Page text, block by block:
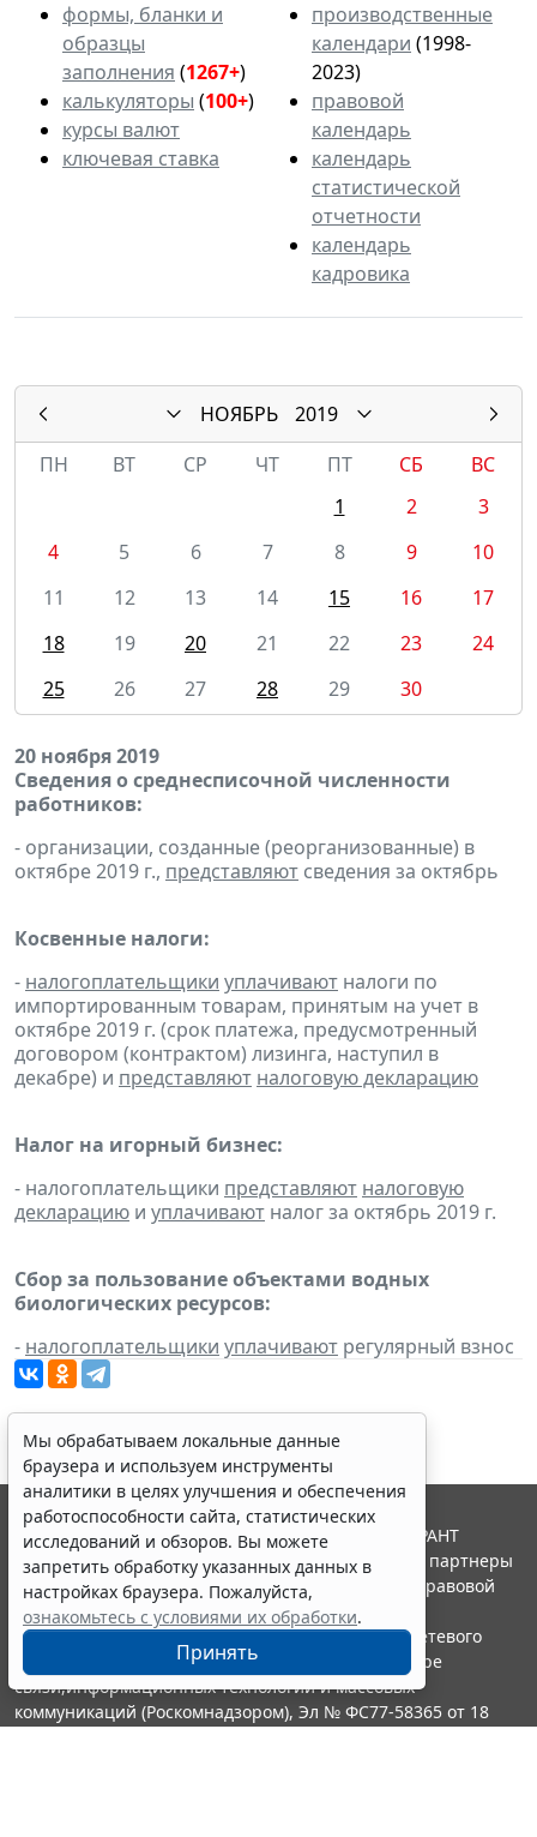
формы, бланки и
образцы
заполнения (1267+)
калькуляторы (100+)
курсы валют
ключевая ставка
производственные
календари (1998-
2023)
правовой
календарь
календарь
статистической
отчетности
календарь
кадровика
НОЯБРЬ
2019
ПН
ВТ СР ЧТ ПТ СБ
ВС
1
2
3
4
5 6 7 8 9
10
11
12 13 14 15 16
17
18
19 20 21 22 23
24
25
26 27 28 29 30
20 ноября 2019
Сведения о среднесписочной численности
работников:
- организации, созданные (реорганизованные) в
октябре 2019 г., представляют сведения за октябрь
Косвенные налоги:
- налогоплательщики уплачивают налоги по
импортированным товарам, принятым на учет в
октябре 2019 г. (срок платежа, предусмотренный
договором (контрактом) лизинга, наступил в
декабре) и представляют налоговую декларацию
Налог на игорный бизнес:
- налогоплательщики представляют налоговую
декларацию и уплачивают налог за октябрь 2019 г.
Сбор за пользование объектами водных
биологических ресурсов:
- налогоплательщики уплачивают регулярный взнос
Мы обрабатываем локальные данные
браузера и используем инструменты
аналитики в целях улучшения и обеспечения
работоспособности сайта, статистических
исследований и обзоров. Вы можете
запретить обработку указанных данных в
настройках браузера. Пожалуйста,
ознакомьтесь с условиями их обработки.
Принять
© ООО "НПП "ГАРАНТ-СЕРВИС", 2026. Система ГАРАНТ
выпускается с 1990 года. Компания "Гарант" и ее партнеры
являются участниками Российской ассоциации правовой
информации ГАРАНТ.
Портал ГАРАНТ.РУ зарегистрирован в качестве сетевого
издания Федеральной службой по надзору в сфере
связи,информационных технологий и массовых
коммуникаций (Роскомнадзором), Эл № ФС77-58365 от 18